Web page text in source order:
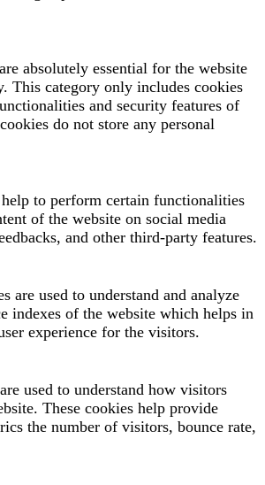
absolutely essential for the website
This category only includes cookies
and security features of
do not store any personal
to perform certain functionalities
of the website on social media
and other third-party features.
are used to understand and analyze
indexes of the website which helps in
experience for the visitors.
used to understand how visitors
These cookies help provide
the number of visitors, bounce rate,